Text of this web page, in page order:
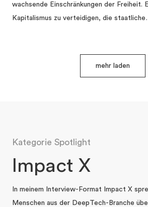
wachsende Einschränkungen der Freiheit.
Kapitalismus zu verteidigen, die
mehr laden
Kategorie Spotlight
Impact X
In meinem Interview-Format Impact X
Menschen aus der DeepTech-Branche